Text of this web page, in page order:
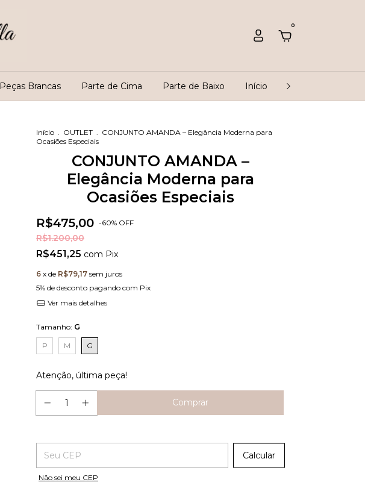
0
Peças Brancas Parte de Cima Parte de Baixo Início Rastreio
Início . OUTLET . CONJUNTO AMANDA – Elegância Moderna para
Ocasiões Especiais
CONJUNTO AMANDA –
Elegância Moderna para
Ocasiões Especiais
R$475,00 -60% OFF
R$1.200,00
R$451,25 com Pix
6 x de R$79,17 sem juros
5% de desconto pagando com Pix
Ver mais detalhes
Tamanho: G
P M G
Atenção, última peça!
Entregas para o CEP:
Calcular
Não sei meu CEP